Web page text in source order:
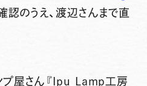
認のうえ、渡辺さんまで直
プ屋さん『Ipu Lamp工房